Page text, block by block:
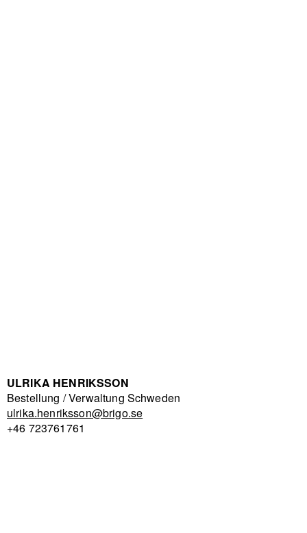
ULRIKA HENRIKSSON
Bestellung / Verwaltung Schweden
ulrika.henriksson@brigo.se
+46 723761761